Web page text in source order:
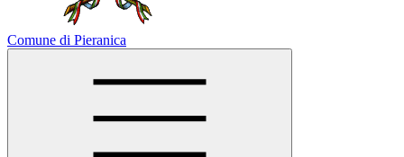
Comune di Pieranica